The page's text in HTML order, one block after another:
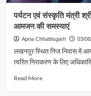
पर्यटन एवं संस्कृति मंत्री
आमजन की समस्याएं
Apna Chhattisgarh 03/
लखनपुर स्थित निज निवास में
त्वरित निराकरण के लिए
Read MoreRead